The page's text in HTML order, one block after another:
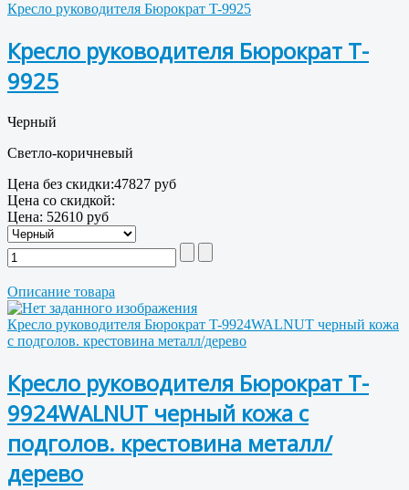
Кресло руководителя Бюрократ T-9925
Кресло руководителя Бюрократ T-
9925
Черный
Светло-коричневый
Цена без скидки:47827 руб
Цена со скидкой:
Цена: 52610 руб
Описание товара
Кресло руководителя Бюрократ T-9924WALNUT черный кожа
с подголов. крестовина металл/дерево
Кресло руководителя Бюрократ T-
9924WALNUT черный кожа с
подголов. крестовина металл/
дерево